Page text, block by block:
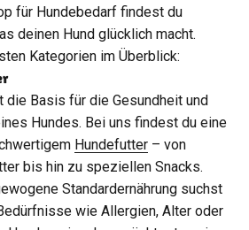
für Hundebedarf findest du
deinen Hund glücklich macht.
Kategorien im Überblick:
die Basis für die Gesundheit und
Hundes. Bei uns findest du eine
Hundefutter – von
bis hin zu speziellen Snacks.
Standardernährung suchst
wie Allergien, Alter oder